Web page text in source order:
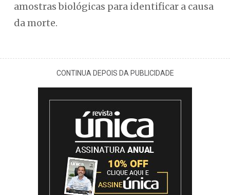
amostras biológicas para identificar a causa
da morte.
CONTINUA DEPOIS DA PUBLICIDADE